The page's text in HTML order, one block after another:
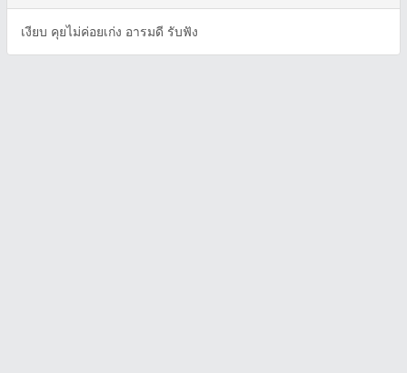
เงียบ คุยไม่ค่อยเก่ง อารมดี รับฟัง